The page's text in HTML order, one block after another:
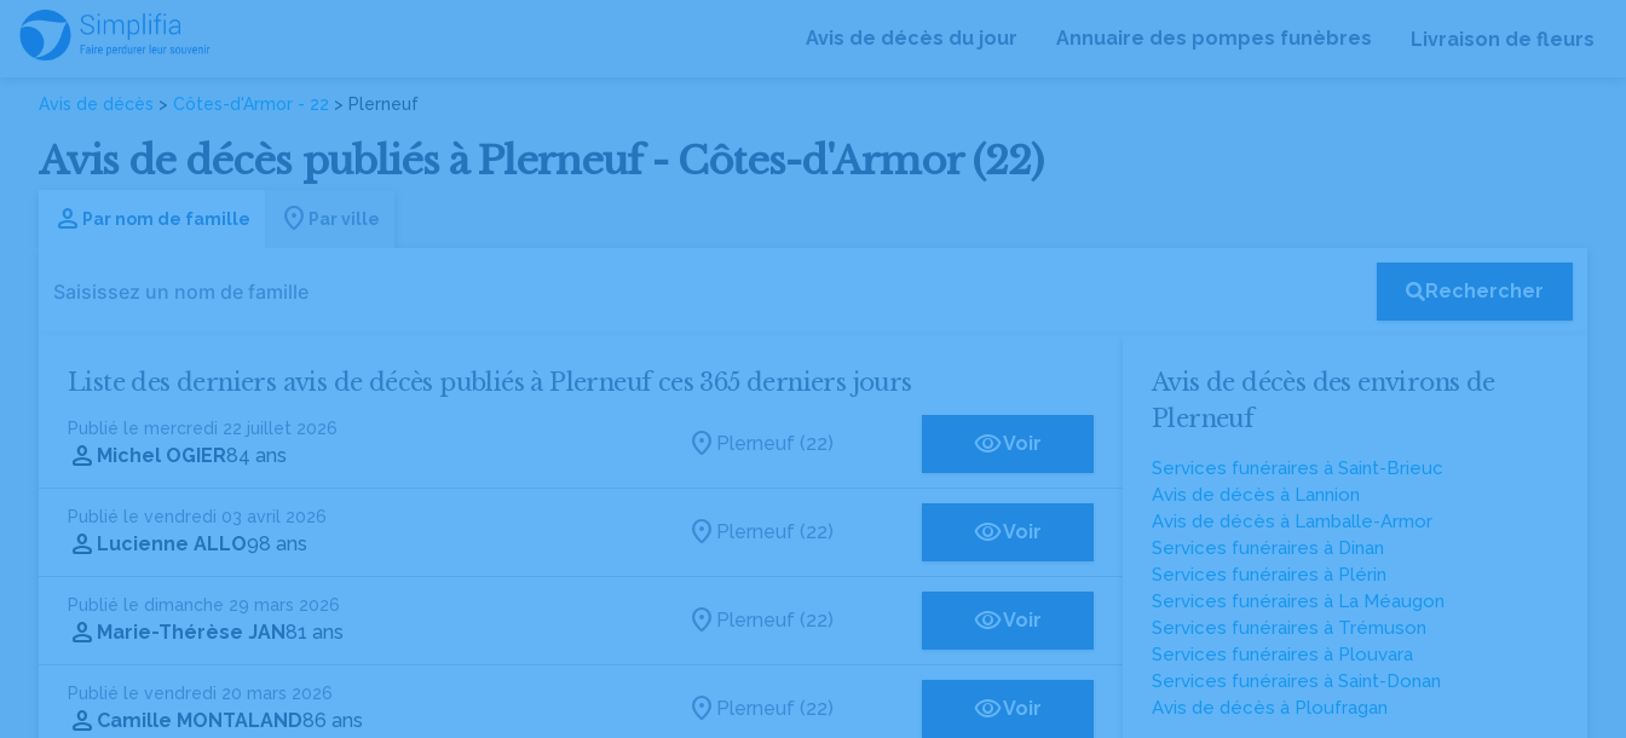
Avis de décès du jour Annuaire des pompes funèbres Livraison de fleurs
Avis de décès > Côtes-d'Armor - 22 > Plerneuf
Avis de décès publiés à Plerneuf - Côtes-d'Armor (22)
Par nom de famille Par ville
Rechercher
Liste des derniers avis de décès publiés à Plerneuf ces 365 derniers jours
Publié le mercredi 22 juillet 2026
Michel OGIER84 ans
Plerneuf (22) Voir
Publié le vendredi 03 avril 2026
Lucienne ALLO98 ans
Plerneuf (22) Voir
Publié le dimanche 29 mars 2026
Marie-Thérèse JAN81 ans
Plerneuf (22) Voir
Publié le vendredi 20 mars 2026
Camille MONTALAND86 ans
Plerneuf (22) Voir
Avis de décès des environs de
Plerneuf
Services funéraires à Saint-Brieuc
Avis de décès à Lannion
Avis de décès à Lamballe-Armor
Services funéraires à Dinan
Services funéraires à Plérin
Services funéraires à La Méaugon
Services funéraires à Trémuson
Services funéraires à Plouvara
Services funéraires à Saint-Donan
Avis de décès à Ploufragan